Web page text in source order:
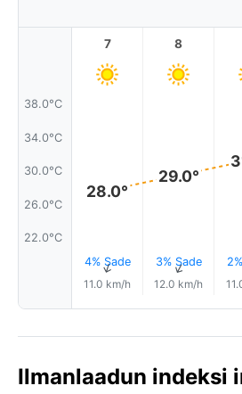
38.0°C
34.0°C
30.0°C
26.0°C
22.0°C
7
28.0°
4% Sade
↑
11.0 km/h
8
29.0°
3% Sade
↑
12.0 km/h
Ilmanlaadun indeksi